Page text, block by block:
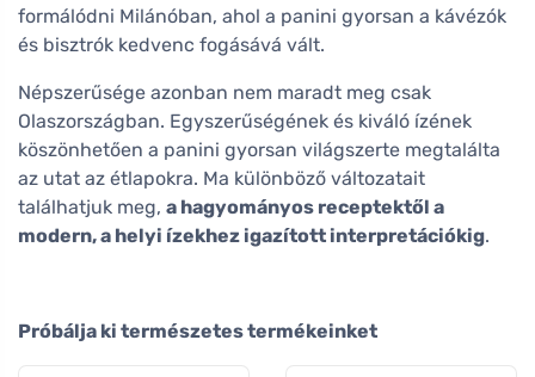
formálódni Milánóban, ahol a panini gyorsan a kávézók
és bisztrók kedvenc fogásává vált.
Népszerűsége azonban nem maradt meg csak
Olaszországban. Egyszerűségének és kiváló ízének
köszönhetően a panini gyorsan világszerte megtalálta
az utat az étlapokra. Ma különböző változatait
találhatjuk meg, a hagyományos receptektől a
modern, a helyi ízekhez igazított interpretációkig.
Próbálja ki természetes termékeinket